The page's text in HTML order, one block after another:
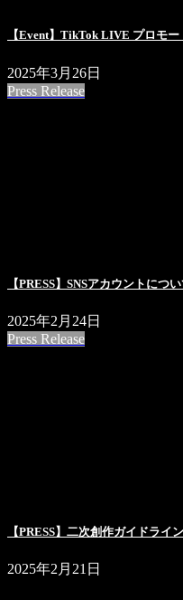
【Event】TikTok LIVE プロモ
2025年3月26日
Press Release
【PRESS】SNSアカウントにつ
2025年2月24日
Press Release
【PRESS】二次創作ガイドライン
2025年2月21日